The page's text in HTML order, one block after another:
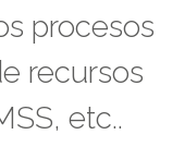
procesos
recursos
etc..